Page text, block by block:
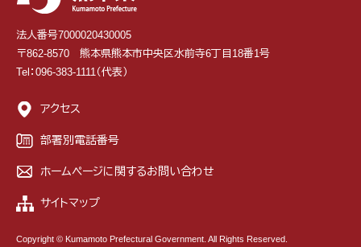
法人番号7000020430005
〒862-8570 熊本県熊本市中央区水前寺6丁目18番1号
Tel：096-383-1111（代表）
アクセス
部署別電話番号
ホームページに関するお問い合わせ
サイトマップ
Copyright © Kumamoto Prefectural Government. All Rights Reserved.